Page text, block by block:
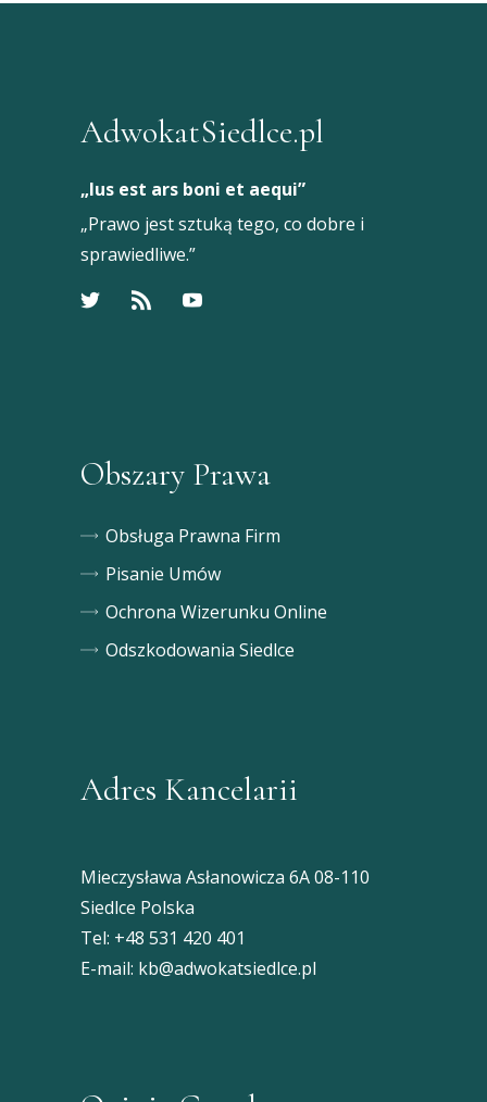
AdwokatSiedlce.pl
„Ius est ars boni et aequi”
„Prawo jest sztuką tego, co dobre i
sprawiedliwe.”
Obszary Prawa
Obsługa Prawna Firm
Pisanie Umów
Ochrona Wizerunku Online
Odszkodowania Siedlce
Adres Kancelarii
Mieczysława Asłanowicza 6A 08-110
Siedlce Polska
Tel: +48 531 420 401
E-mail: kb@adwokatsiedlce.pl